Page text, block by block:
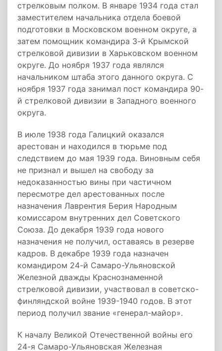
стрелковым полком. В январе 1934 года стал
заместителем начальника отдела боевой
подготовки в Московском военном округе, а
затем помощник командира 3-й Крымской
стрелковой дивизии в Харьковском военном
округе. До ноября 1937 года являлся
начальником штаба этого данного округа. С
ноября 1937 года занимал пост командира 90-
й стрелковой дивизии в Западного военного
округа.
В июле 1938 года Галицкий оказался
арестован и находился в тюрьме под
следствием до мая 1939 года. Виновным себя
не признал и вышел на свободу за
недоказанностью вины при частичном
пересмотре дел арестованных после
назначения Лаврентия Берия Народным
комиссаром внутренних дел Советского
Союза. До декабря 1939 года нового
назначения не получил, оставаясь в резерве
кадров. В декабре 1939 года назначен
командиром 24-й Самаро-Ульяновской
Железной дважды Краснознаменной
стрелковой дивизии, участвовал в советско-
финляндской войне 1939-1940 годов. В этот
период получил звание «генерал-майор».
К началу Великой Отечественной войны его
24-я Самаро-Ульяновская Железная